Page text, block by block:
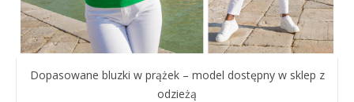
Dopasowane bluzki w prążek – model dostępny w sklep z
odzieżą